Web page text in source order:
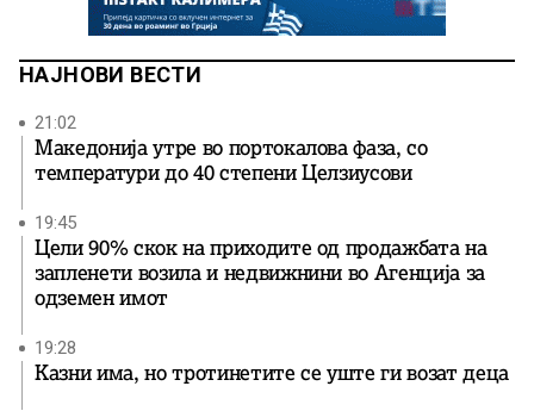
НАЈНОВИ ВЕСТИ
21:02
Македонија утре во портокалова фаза, со
температури до 40 степени Целзиусови
19:45
Цели 90% скок на приходите од продажбата на
запленети возила и недвижнини во Агенција за
одземен имот
19:28
Казни има, но тротинетите се уште ги возат деца